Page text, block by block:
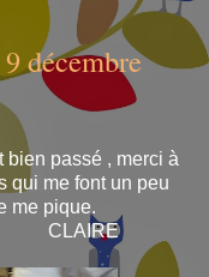
décembre
bien passé , merci à
qui me font un peu
me pique.